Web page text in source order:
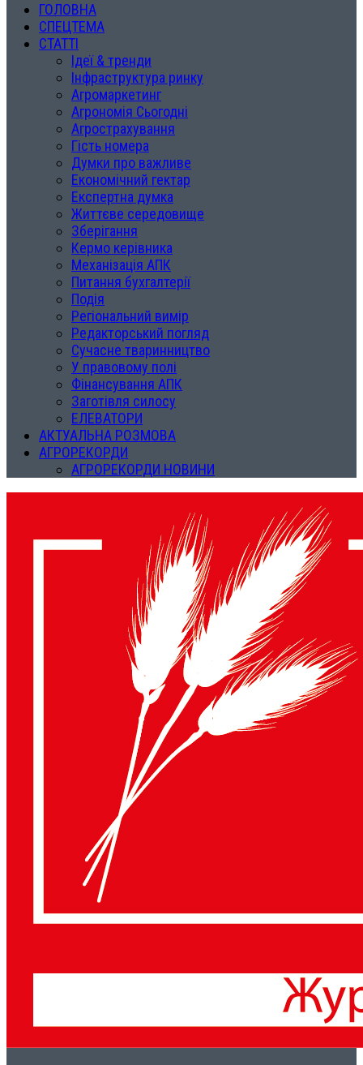
ГОЛОВНА
СПЕЦТЕМА
СТАТТІ
Ідеї & тренди
Інфраструктура ринку
Агромаркетинг
Агрономія Сьогодні
Агрострахування
Гість номера
Думки про важливе
Економічний гектар
Експертна думка
Життєве середовище
Зберігання
Кермо керівника
Механізація АПК
Питання бухгалтерії
Подія
Регіональний вимір
Редакторський погляд
Сучасне тваринництво
У правовому полі
Фінансування АПК
Заготівля силосу
ЕЛЕВАТОРИ
АКТУАЛЬНА РОЗМОВА
АГРОРЕКОРДИ
АГРОРЕКОРДИ НОВИНИ